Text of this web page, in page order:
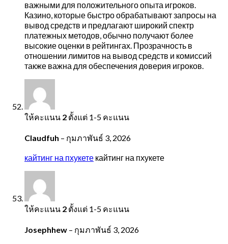
важными для положительного опыта игроков.
Казино, которые быстро обрабатывают запросы на
вывод средств и предлагают широкий спектр
платежных методов, обычно получают более
высокие оценки в рейтингах. Прозрачность в
отношении лимитов на вывод средств и комиссий
также важна для обеспечения доверия игроков.
ให้คะแนน 2 ตั้งแต่ 1-5 คะแนน
Claudfuh – กุมภาพันธ์ 3, 2026
кайтинг на пхукете кайтинг на пхукете
ให้คะแนน 2 ตั้งแต่ 1-5 คะแนน
Josephhew – กุมภาพันธ์ 3, 2026